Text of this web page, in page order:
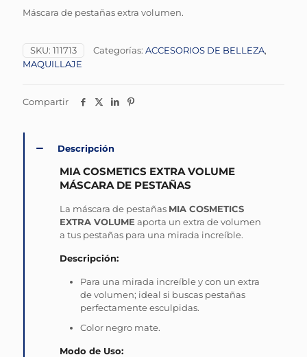
Máscara de pestañas extra volumen.
SKU: 111713 Categorías: ACCESORIOS DE BELLEZA,
MAQUILLAJE
Compartir
Descripción
MIA COSMETICS EXTRA VOLUME
MÁSCARA DE PESTAÑAS
La máscara de pestañas MIA COSMETICS
EXTRA VOLUME aporta un extra de volumen
a tus pestañas para una mirada increíble.
Descripción:
Para una mirada increíble y con un extra
de volumen; ideal si buscas pestañas
perfectamente esculpidas.
Color negro mate.
Modo de Uso: